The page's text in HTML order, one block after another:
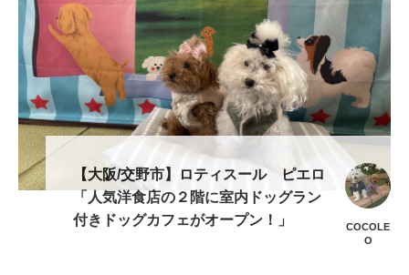
【大阪/交野市】ロティスール ピエロ
「人気洋食店の２階に室内ドッグラン
付きドッグカフェがオープン！」
COCOLE
O